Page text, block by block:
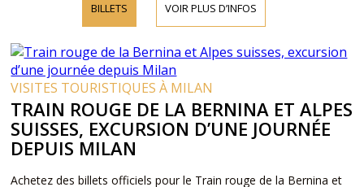
BILLETS VOIR PLUS D’INFOS
VISITES TOURISTIQUES À MILAN
TRAIN ROUGE DE LA BERNINA ET ALPES
SUISSES, EXCURSION D’UNE JOURNÉE
DEPUIS MILAN
Achetez des billets officiels pour le Train rouge de la Bernina et